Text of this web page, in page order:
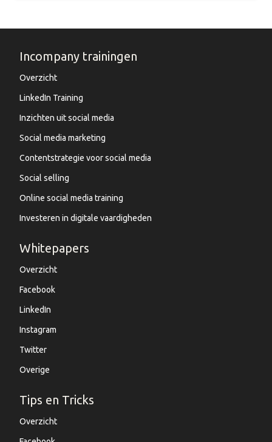
Incompany trainingen
Overzicht
LinkedIn Training
Inzichten uit social media
Social media marketing
Contentstrategie voor social media
Social selling
Online social media training
Investeren in digitale vaardigheden
Whitepapers
Overzicht
Facebook
LinkedIn
Instagram
Twitter
Overige
Tips en Tricks
Overzicht